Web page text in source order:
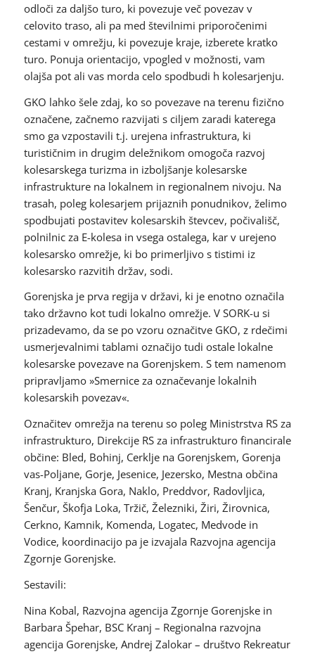
odloči za daljšo turo, ki povezuje več povezav v
celovito traso, ali pa med številnimi priporočenimi
cestami v omrežju, ki povezuje kraje, izberete kratko
turo. Ponuja orientacijo, vpogled v možnosti, vam
olajša pot ali vas morda celo spodbudi h kolesarjenju.
GKO lahko šele zdaj, ko so povezave na terenu fizično
označene, začnemo razvijati s ciljem zaradi katerega
smo ga vzpostavili t.j. urejena infrastruktura, ki
turističnim in drugim deležnikom omogoča razvoj
kolesarskega turizma in izboljšanje kolesarske
infrastrukture na lokalnem in regionalnem nivoju. Na
trasah, poleg kolesarjem prijaznih ponudnikov, želimo
spodbujati postavitev kolesarskih števcev, počivališč,
polnilnic za E-kolesa in vsega ostalega, kar v urejeno
kolesarsko omrežje, ki bo primerljivo s tistimi iz
kolesarsko razvitih držav, sodi.
Gorenjska je prva regija v državi, ki je enotno označila
tako državno kot tudi lokalno omrežje. V SORK-u si
prizadevamo, da se po vzoru označitve GKO, z rdečimi
usmerjevalnimi tablami označijo tudi ostale lokalne
kolesarske povezave na Gorenjskem. S tem namenom
pripravljamo »Smernice za označevanje lokalnih
kolesarskih povezav«.
Označitev omrežja na terenu so poleg Ministrstva RS za
infrastrukturo, Direkcije RS za infrastrukturo financirale
občine: Bled, Bohinj, Cerklje na Gorenjskem, Gorenja
vas-Poljane, Gorje, Jesenice, Jezersko, Mestna občina
Kranj, Kranjska Gora, Naklo, Preddvor, Radovljica,
Šenčur, Škofja Loka, Tržič, Železniki, Žiri, Žirovnica,
Cerkno, Kamnik, Komenda, Logatec, Medvode in
Vodice, koordinacijo pa je izvajala Razvojna agencija
Zgornje Gorenjske.
Sestavili:
Nina Kobal, Razvojna agencija Zgornje Gorenjske in
Barbara Špehar, BSC Kranj – Regionalna razvojna
agencija Gorenjske, Andrej Zalokar – društvo Rekreatur